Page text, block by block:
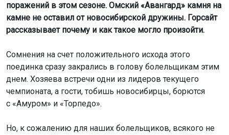
поражений в этом сезоне. Омский «Авангард» камня на
камне не оставил от новосибирской дружины. Горсайт
рассказывает почему и как такое могло произойти.
Сомнения на счет положительного исхода этого
поединка сразу закрались в голову болельщикам этим
днем. Хозяева встречи одни из лидеров текущего
чемпионата, а гости, тобишь новосибирцы, борются
с «Амуром» и «Торпедо».
Но, к сожалению для наших болельщиков, всякого не